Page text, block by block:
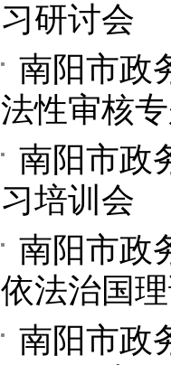
习研讨会
南阳市政
法性审核
南阳市政
习培训会
南阳市政
依法治国
南阳市政